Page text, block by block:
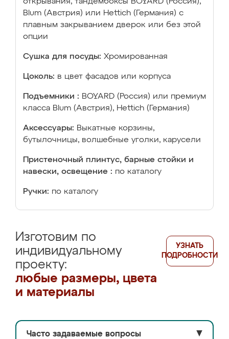
Blum (Австрия) или Hettich (Германия) с
плавным закрыванием дверок или без этой
опции
Сушка для посуды: Хромированная
Цоколь: в цвет фасадов или корпуса
Подъемники : BOYARD (Россия) или премиум
класса Blum (Австрия), Hettich (Германия)
Аксессуары: Выкатные корзины,
бутылочницы, волшебные уголки, карусели
Пристеночный плинтус, барные стойки и
навески, освещение : по каталогу
Ручки: по каталогу
Изготовим по
индивидуальному
проекту:
любые размеры, цвета
и материалы
УЗНАТЬ
ПОДРОБНОСТИ
Часто задаваемые вопросы ▼